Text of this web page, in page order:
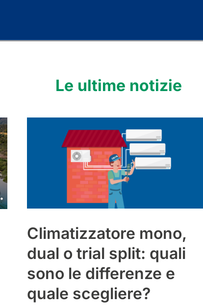
Le ultime notizie
Climatizzatore mono,
dual o trial split: quali
sono le differenze e
quale scegliere?